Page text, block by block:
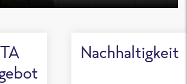
Nachhaltigkeit